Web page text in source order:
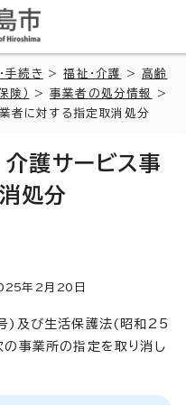
手続き >福祉・介護 >高齢
険） >事業者の処分情報
>
に対する指定取消処分
サービス事
処分
年2月 20 日
)及び生活保護法(昭和25
事業所の指定を取り消し